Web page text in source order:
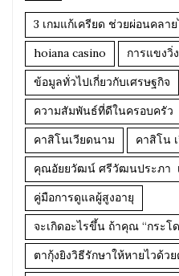
3 เกมแก้เครียด ช่วยผ่อนคลา
hoiana casino
การแขงวิ่
ข้อมูลทั่วไปเกี่ยวกับเศรษฐกิจ
ความสัมพันธ์ที่ดีในครอบครัว
คาสิโนเวียดนาม
คาสิโน
คุณอัยยวัฒน์ ศรีวัฒนประภา
คู่มือการดูแลผู้สูงอายุ
จะเกิดอะไรขึ้น ถ้าคุณ “กระโ
ตากุ้งยิงวิธีรักษาให้หายไวด้วย